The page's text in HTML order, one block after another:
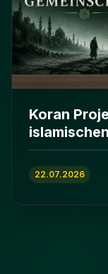
Koran
ʿImrān 86-
22.07.2026